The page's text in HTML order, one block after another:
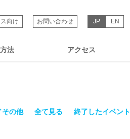
法 アクセス
向け お問い合わせ JP EN
その他 全て見る 終了したイベント